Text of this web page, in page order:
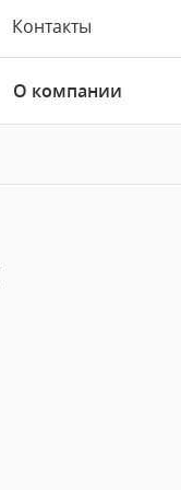
Контакты
О компании